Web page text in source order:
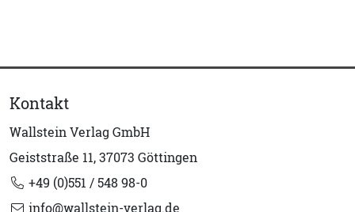
Kontakt
Wallstein Verlag GmbH
Geiststraße 11, 37073 Göttingen
+49 (0)551 / 548 98-0
info@wallstein-verlag.de